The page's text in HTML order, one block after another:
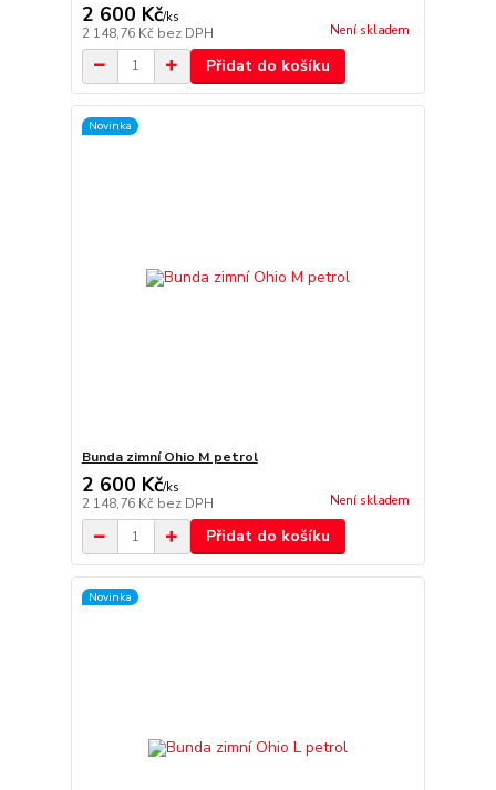
2 600 Kč/ks
2 148,76 Kč bez DPH Není skladem
Přidat do košíku
Novinka
Bunda zimní Ohio M petrol
2 600 Kč/ks
2 148,76 Kč bez DPH Není skladem
Přidat do košíku
Novinka